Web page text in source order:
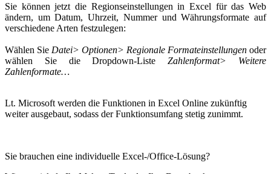
Sie können jetzt die Regionseinstellungen in Excel für das Web
ändern, um Datum, Uhrzeit, Nummer und Währungsformate auf
verschiedene Arten festzulegen:
Wählen Sie Datei> Optionen> Regionale Formateinstellungen oder
wählen Sie die Dropdown-ListeZahlenformat> Weitere
Zahlenformate…
Lt. Microsoft werden die Funktionen in Excel Online zukünftig
weiter ausgebaut, sodass der Funktionsumfang stetig zunimmt.
Sie brauchen eine individuelle Excel-/Office-Lösung?